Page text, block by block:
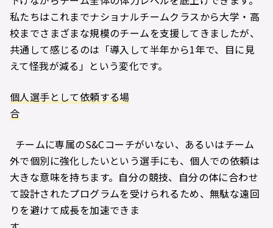
私たちはこれまでナショナルチームクラスから大学・高
校までさまざまな規模のチームを支援してきましたが、
共通して感じるのは「導入して半年から1年で、目に見
えて怪我が減る」という変化です。
個人選手として依頼する場
合
チームに専属のS&Cコーチがいない、あるいはチーム
外で個別に強化したいという選手にも、個人での依頼は
大きな意味を持ちます。自分の競技、自分の体に合わせ
て設計されたプログラムを受けられるため、無駄な遠回
りを避けて成長を加速できま